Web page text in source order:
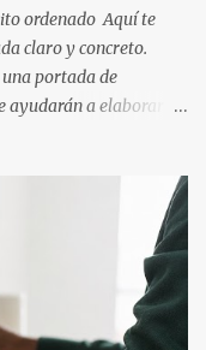
ordenado Aquí te
claro y concreto.
portada de
ayudarán a elaborar
así como a ti también
datos esenciales
escrito a mano o
de la escuela o
Título del trabajo
de computación)